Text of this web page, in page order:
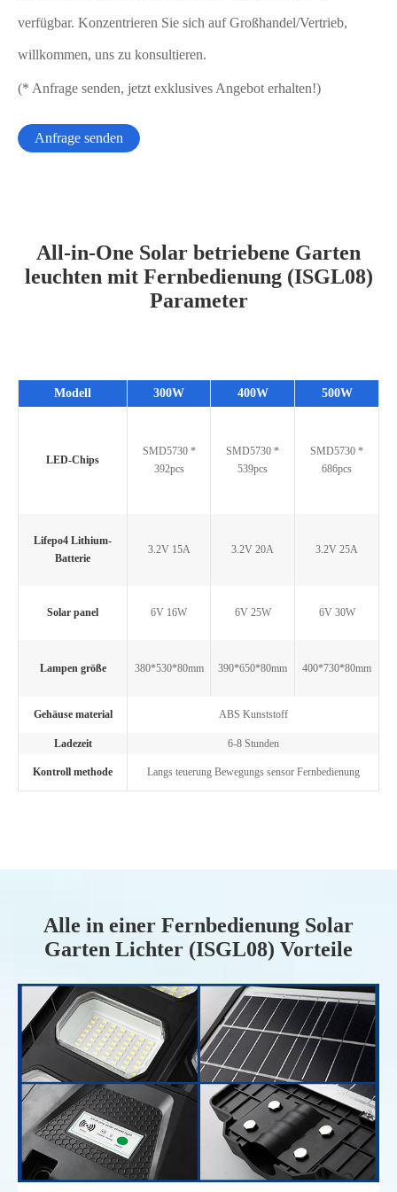
verfügbar. Konzentrieren Sie sich auf Großhandel/Vertrieb,
willkommen, uns zu konsultieren.
(* Anfrage senden, jetzt exklusives Angebot erhalten!)
Anfrage senden
All-in-One Solar betriebene Garten
leuchten mit Fernbedienung (ISGL08)
Parameter
Modell 300W 400W 500W
LED-Chips
SMD5730 *
392pcs
SMD5730 *
539pcs
SMD5730 *
686pcs
Lifepo4 Lithium-
Batterie
3.2V 15A 3.2V 20A 3.2V 25A
Solar panel 6V 16W 6V 25W 6V 30W
Lampen größe 380*530*80mm 390*650*80mm 400*730*80mm
Gehäuse material ABS Kunststoff
Ladezeit 6-8 Stunden
Kontroll methode Langs teuerung Bewegungs sensor Fernbedienung
Alle in einer Fernbedienung Solar
Garten Lichter (ISGL08) Vorteile